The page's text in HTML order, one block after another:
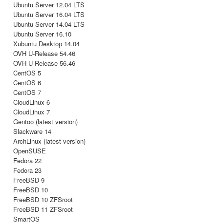
Ubuntu Server 12.04 LTS
Ubuntu Server 16.04 LTS
Ubuntu Server 14.04 LTS
Ubuntu Server 16.10
Xubuntu Desktop 14.04
OVH U-Release 54.46
OVH U-Release 56.46
CentOS 5
CentOS 6
CentOS 7
CloudLinux 6
CloudLinux 7
Gentoo (latest version)
Slackware 14
ArchLinux (latest version)
OpenSUSE
Fedora 22
Fedora 23
FreeBSD 9
FreeBSD 10
FreeBSD 10 ZFSroot
FreeBSD 11 ZFSroot
SmartOS